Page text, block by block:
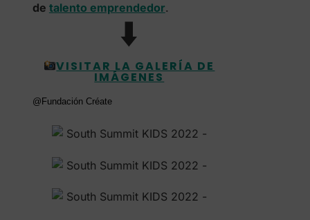
de talento emprendedor.
⬇️
VISITAR LA GALERÍA DE
IMÁGENES
@Fundación Créate